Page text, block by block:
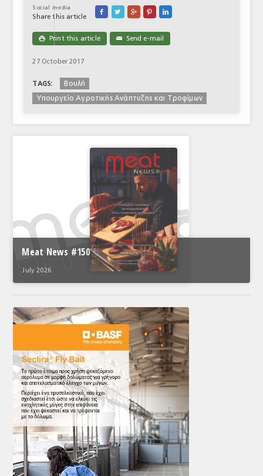
Social media
Share this article
    
 Print this article ✉ Send e-mail
27 October 2017
TAGS:
Βουλή
Υπουργείο Αγροτικής Ανάπτυξης και Τροφίμων
Meat News #150
July 2026